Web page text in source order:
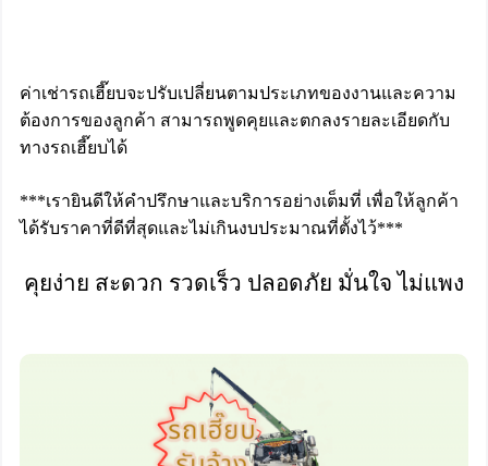
ค่าเช่ารถเฮี๊ยบจะปรับเปลี่ยนตามประเภทของงานและความ
ต้องการของลูกค้า สามารถพูดคุยและตกลงรายละเอียดกับ
ทางรถเฮี๊ยบได้
***เรายินดีให้คำปรึกษาและบริการอย่างเต็มที่ เพื่อให้ลูกค้า
ได้รับราคาที่ดีที่สุดและไม่เกินงบประมาณที่ตั้งไว้***
คุยง่าย สะดวก รวดเร็ว ปลอดภัย มั่นใจ ไม่แพง